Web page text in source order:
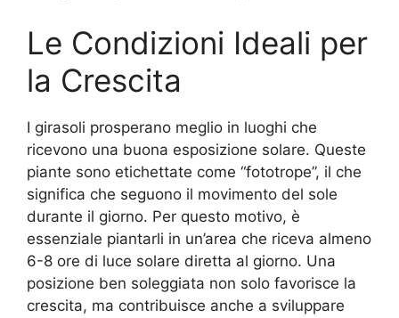
Le Condizioni Ideali per
la Crescita
I girasoli prosperano meglio in luoghi che
ricevono una buona esposizione solare. Queste
piante sono etichettate come “fototrope”, il che
significa che seguono il movimento del sole
durante il giorno. Per questo motivo, è
essenziale piantarli in un’area che riceva almeno
6-8 ore di luce solare diretta al giorno. Una
posizione ben soleggiata non solo favorisce la
crescita, ma contribuisce anche a sviluppare